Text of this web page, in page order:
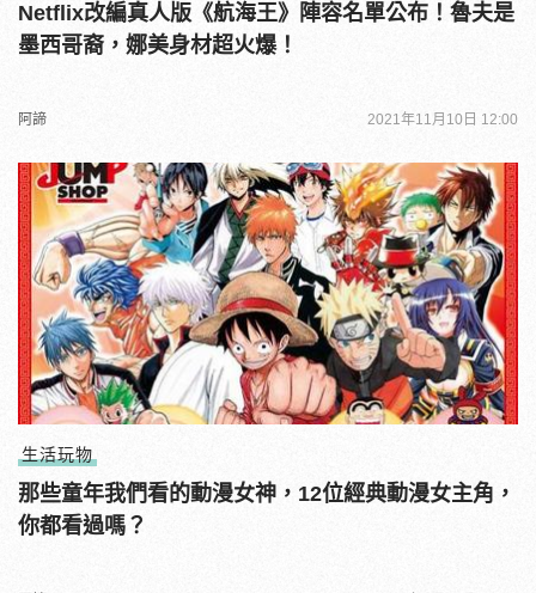
Netflix改編真人版《航海王》陣容名單公布！魯夫是
墨西哥裔，娜美身材超火爆！
阿諦 2021年11月10日 12:00
生活玩物
那些童年我們看的動漫女神，12位經典動漫女主角，
你都看過嗎？